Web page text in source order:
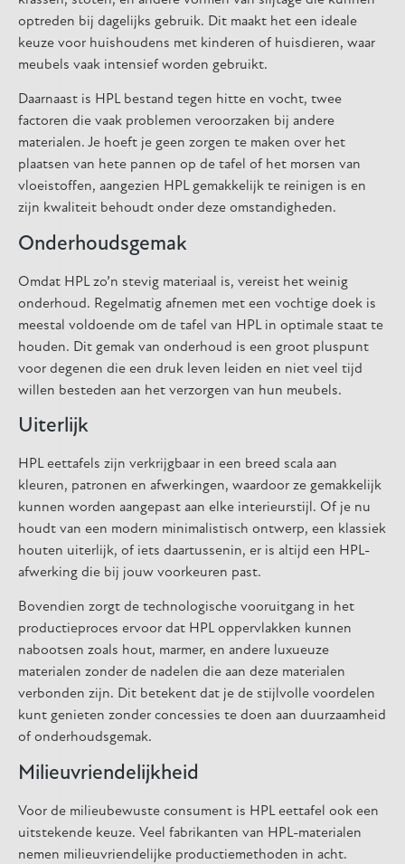
optreden bij dagelijks gebruik. Dit maakt het een ideale
keuze voor huishoudens met kinderen of huisdieren, waar
meubels vaak intensief worden gebruikt.
Daarnaast is HPL bestand tegen hitte en vocht, twee
factoren die vaak problemen veroorzaken bij andere
materialen. Je hoeft je geen zorgen te maken over het
plaatsen van hete pannen op de tafel of het morsen van
vloeistoffen, aangezien HPL gemakkelijk te reinigen is en
zijn kwaliteit behoudt onder deze omstandigheden.
Onderhoudsgemak
Omdat HPL zo’n stevig materiaal is, vereist het weinig
onderhoud. Regelmatig afnemen met een vochtige doek is
meestal voldoende om de tafel van HPL in optimale staat te
houden. Dit gemak van onderhoud is een groot pluspunt
voor degenen die een druk leven leiden en niet veel tijd
willen besteden aan het verzorgen van hun meubels.
Uiterlijk
HPL eettafels zijn verkrijgbaar in een breed scala aan
kleuren, patronen en afwerkingen, waardoor ze gemakkelijk
kunnen worden aangepast aan elke interieurstijl. Of je nu
houdt van een modern minimalistisch ontwerp, een klassiek
houten uiterlijk, of iets daartussenin, er is altijd een HPL-
afwerking die bij jouw voorkeuren past.
Bovendien zorgt de technologische vooruitgang in het
productieproces ervoor dat HPL oppervlakken kunnen
nabootsen zoals hout, marmer, en andere luxueuze
materialen zonder de nadelen die aan deze materialen
verbonden zijn. Dit betekent dat je de stijlvolle voordelen
kunt genieten zonder concessies te doen aan duurzaamheid
of onderhoudsgemak.
Milieuvriendelijkheid
Voor de milieubewuste consument is HPL eettafel ook een
uitstekende keuze. Veel fabrikanten van HPL-materialen
nemen milieuvriendelijke productiemethoden in acht.